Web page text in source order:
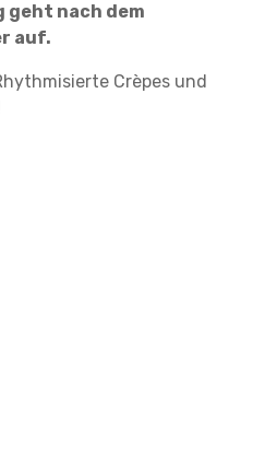
geht nach dem
auf.
Crèpes und